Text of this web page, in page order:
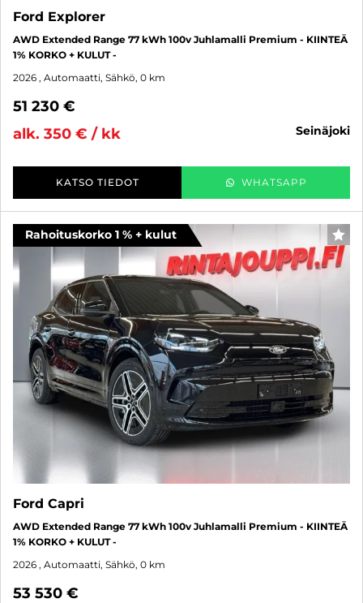
Ford Explorer
AWD Extended Range 77 kWh 100v Juhlamalli Premium - KIINTEÄ
1% KORKO + KULUT -
2026 , Automaatti, Sähkö, 0 km
51 230 €
alk. 350 € / kk
seinäjoki
KATSO TIEDOT WHATSAPP
Rahoituskorko 1 % + kulut
Ford Capri
AWD Extended Range 77 kWh 100v Juhlamalli Premium - KIINTEÄ
1% KORKO + KULUT -
2026 , Automaatti, Sähkö, 0 km
53 530 €